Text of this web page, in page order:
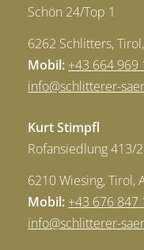
Schön 24/Top 1
6262 Schlitters,
Mobil: +43 664 969
info@schlitterer-
Kurt Stimpfl
Rofansiedlung 413/2
6210 Wiesing, Tirol,
Mobil: +43 676 847
info@schlitterer-